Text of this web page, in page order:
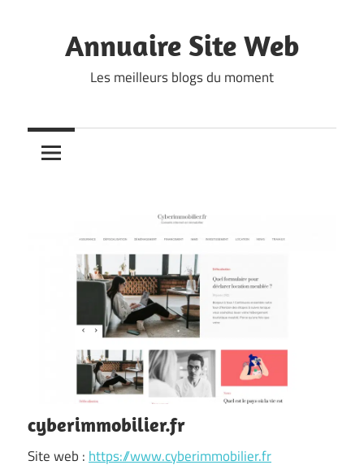
contentAnnuaire Site Web
Les meilleurs blogs du moment
cyberimmobilier.fr
Site web : https://www.cyberimmobilier.fr